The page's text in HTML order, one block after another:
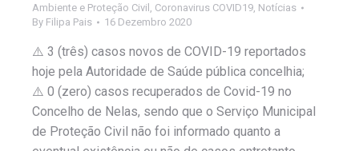
Ambiente e Proteção Civil Coronavirus COVID19 Notícias
By Filipa Pais 16 Dezembro 2020
⚠️ 3 (três) casos novos de COVID-19 reportados
hoje pela Autoridade de Saúde pública concelhia;
⚠️ 0 (zero) casos recuperados de Covid-19 no
Concelho de Nelas, sendo que o Serviço Municipal
de Proteção Civil não foi informado quanto a